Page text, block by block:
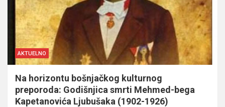
AKTUELNO
Na horizontu bošnjačkog kulturnog
preporoda: Godišnjica smrti Mehmed-bega
Kapetanovića Ljubušaka (1902-1926)